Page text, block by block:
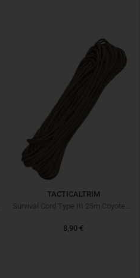
TACTICALTRIM
Survival Cord Type III 25m Coyote Brown
8,90 €